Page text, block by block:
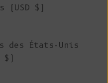
(USD $)
des États-Unis
$)